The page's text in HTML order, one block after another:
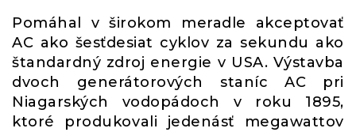
Pomáhal v širokom meradle akceptovať
AC ako šesťdesiat cyklov za sekundu ako
štandardný zdroj energie v USA. Výstavba
dvoch generátorových staníc AC pri
Niagarských vodopádoch v roku 1895,
ktoré produkovali jedenásť megawattov